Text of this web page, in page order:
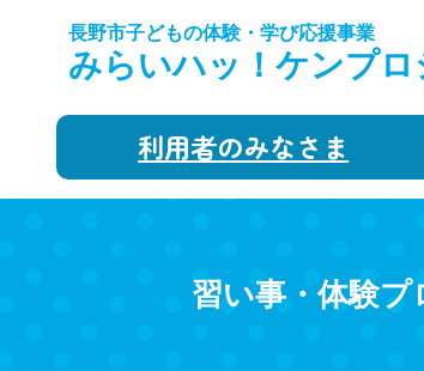
長野市子どもの体験・学び応援事業
みらいハッ！ケンプロ
利用者のみなさま
習い事・体験